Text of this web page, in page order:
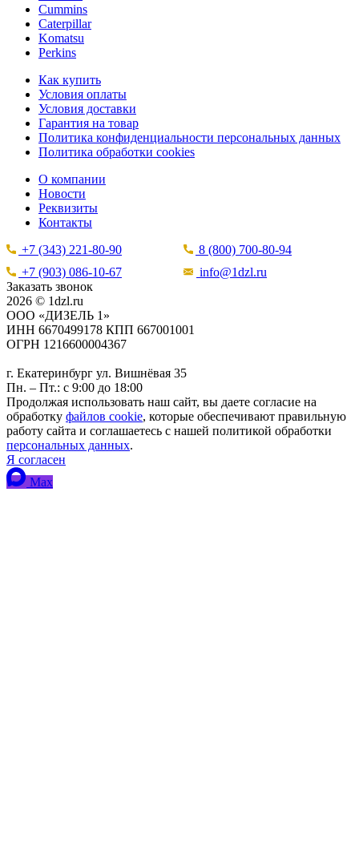
Cummins
Caterpillar
Komatsu
Perkins
Как купить
Условия оплаты
Условия доставки
Гарантия на товар
Политика конфиденциальности персональных данных
Политика обработки cookies
О компании
Новости
Реквизиты
Контакты
+7 (343) 221-80-90
8 (800) 700-80-94
+7 (903) 086-10-67
info@1dzl.ru
Заказать звонок
2026 © 1dzl.ru
ООО «ДИЗЕЛЬ 1»
ИНН 6670499178 КПП 667001001
ОГРН 1216600004367
г. Екатеринбург ул. Вишнёвая 35
Пн. – Пт.: с 9:00 до 18:00
Продолжая использовать наш сайт, вы даете согласие на
обработку файлов cookie, которые обеспечивают правильную
работу сайта и соглашаетесь с нашей политикой обработки
персональных данных.
Я согласен
Max